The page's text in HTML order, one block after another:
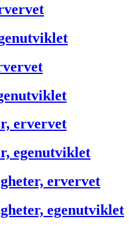
ervervet
egenutviklet
ervervet
egenutviklet